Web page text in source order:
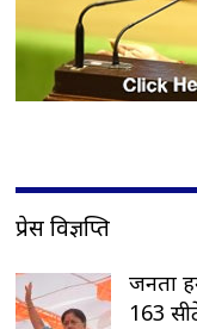
प्रेस विज्ञप्ति
जनता
163